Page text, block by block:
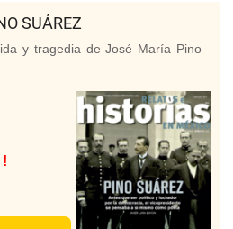
SUÁREZ
y tragedia de José María Pino
!